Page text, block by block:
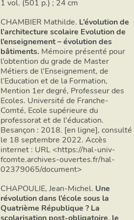
Cette
des
et
La
l’art.
1 vol. (501 p.) ; 24 cm
CHAMBIER Mathilde. L’évolution de
l’architecture scolaire Evolution de
l’enseignement – évolution des
bâtiments. Mémoire présenté pour
l’obtention du grade de Master
Métiers de l’Enseignement, de
l’Education et de la Formation,
Mention 1er degré, Professeur des
Ecoles. Université de Franche-
Comté, Ecole supérieure du
professorat et de l'éducation.
Besançon : 2018. [en ligne], consulté
le 18 septembre 2022. Accès
internet : URL <https://hal-univ-
fcomte.archives-ouvertes.fr/hal-
02379065/document>
CHAPOULIE, Jean-Michel. Une
révolution dans l’école sous la
Quatrième République ? La